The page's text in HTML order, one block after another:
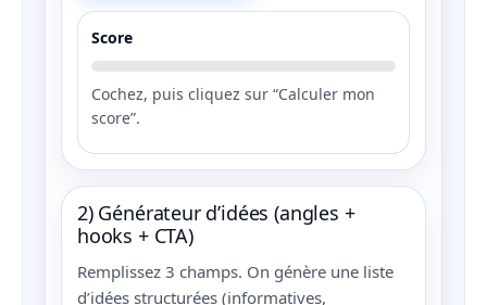
Score
Cochez, puis cliquez sur “Calculer mon
score”.
2) Générateur d’idées (angles +
hooks + CTA)
Remplissez 3 champs. On génère une liste
d’idées structurées (informatives,